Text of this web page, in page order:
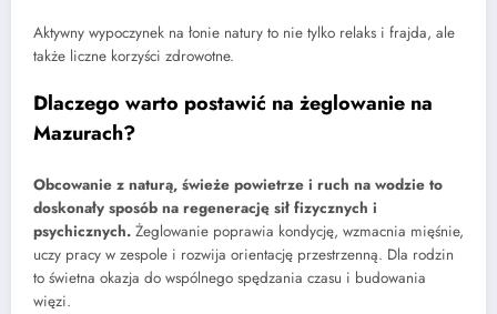
Aktywny wypoczynek na łonie natury to nie tylko relaks i frajda, ale
także liczne korzyści zdrowotne.
Dlaczego warto postawić na żeglowanie na
Mazurach?
Obcowanie z naturą, świeże powietrze i ruch na wodzie to
doskonały sposób na regenerację sił fizycznych i
psychicznych. Żeglowanie poprawia kondycję, wzmacnia mięśnie,
uczy pracy w zespole i rozwija orientację przestrzenną. Dla rodzin
to świetna okazja do wspólnego spędzania czasu i budowania
więzi.